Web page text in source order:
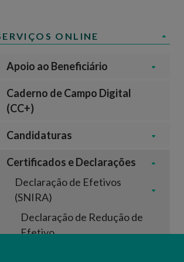
ONLINE
Apoio ao Beneficiário
Caderno de Campo Digital
(CC+)
Candidaturas
Certificados e Declarações
Declaração de Efetivos
(SNIRA)
Declaração de Redução de
Efetivo